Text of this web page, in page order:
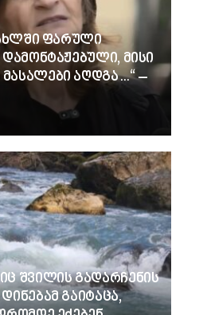
ფარული
დამონტაჟებული, მისი
აღდგა…“ –
შვილის გადარჩენის
გაიტაცა,